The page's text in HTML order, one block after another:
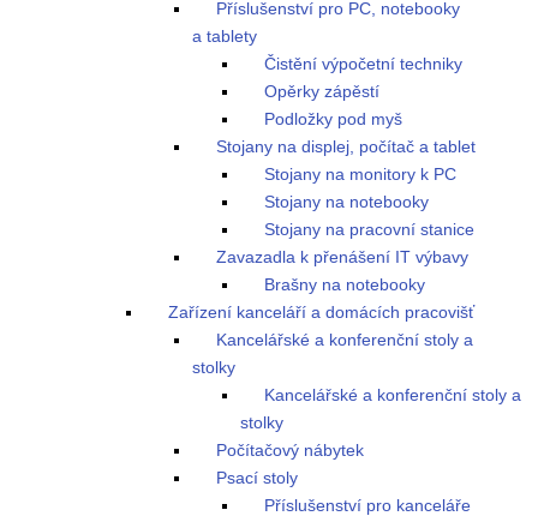
Příslušenství pro PC, notebooky
a tablety
Čistění výpočetní techniky
Opěrky zápěstí
Podložky pod myš
Stojany na displej, počítač a tablet
Stojany na monitory k PC
Stojany na notebooky
Stojany na pracovní stanice
Zavazadla k přenášení IT výbavy
Brašny na notebooky
Zařízení kanceláří a domácích pracovišť
Kancelářské a konferenční stoly a
stolky
Kancelářské a konferenční stoly a
stolky
Počítačový nábytek
Psací stoly
Příslušenství pro kanceláře